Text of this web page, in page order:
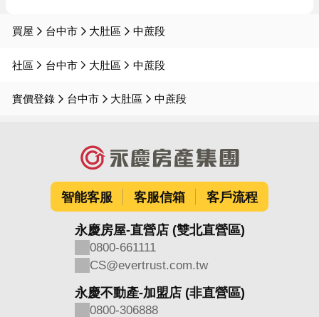
買屋 台中市 大肚區 中蔗段
社區 台中市 大肚區 中蔗段
實價登錄 台中市 大肚區 中蔗段
智能客服 客服信箱 客戶流程
永慶房屋-直營店 (雙北直營區)
0800-661111
CS@evertrust.com.tw
永慶不動產-加盟店 (非直營區)
0800-306888